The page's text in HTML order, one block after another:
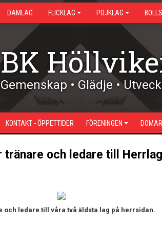
DAMLAG FLICKLAG POJKLAG
BK
Gemenskap • Glädje •
KONTAKT - ÖPPETTIDER FÖRENINGEN
tränare och ledare till
och ledare till våra två äldsta lag på herrsidan.